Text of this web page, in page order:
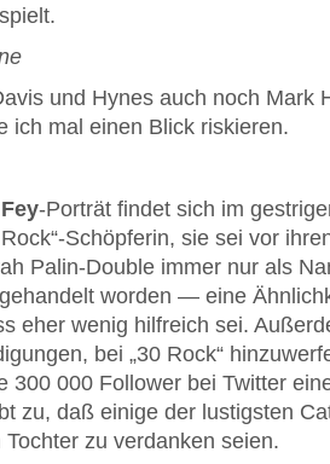
und Hynes auch noch Mark
ich mal einen Blick riskieren.
-Porträt findet sich im
Schöpferin, sie sei vor
Palin-Double immer nur als
worden — eine
eher wenig hilfreich sei.
bei „30 Rock“
300 000 Follower bei Twitter
zu, daß einige der lustigsten
zu verdanken seien.